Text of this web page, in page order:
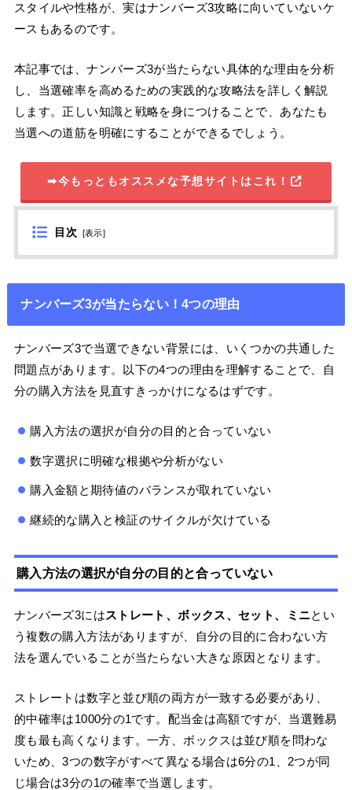
スタイルや性格が、実はナンバーズ3攻略に向いていないケ
ースもあるのです。
本記事では、ナンバーズ3が当たらない具体的な理由を分析
し、当選確率を高めるための実践的な攻略法を詳しく解説
します。正しい知識と戦略を身につけることで、あなたも
当選への道筋を明確にすることができるでしょう。
➡今もっともオススメな予想サイトはこれ！
目次 [表示]
ナンバーズ3が当たらない！4つの理由
ナンバーズ3で当選できない背景には、いくつかの共通した
問題点があります。以下の4つの理由を理解することで、自
分の購入方法を見直すきっかけになるはずです。
購入方法の選択が自分の目的と合っていない
数字選択に明確な根拠や分析がない
購入金額と期待値のバランスが取れていない
継続的な購入と検証のサイクルが欠けている
購入方法の選択が自分の目的と合っていない
ナンバーズ3にはストレート、ボックス、セット、ミニとい
う複数の購入方法がありますが、自分の目的に合わない方
法を選んでいることが当たらない大きな原因となります。
ストレートは数字と並び順の両方が一致する必要があり、
的中確率は1000分の1です。配当金は高額ですが、当選難易
度も最も高くなります。一方、ボックスは並び順を問わな
いため、3つの数字がすべて異なる場合は6分の1、2つが同
じ場合は3分の1の確率で当選します。